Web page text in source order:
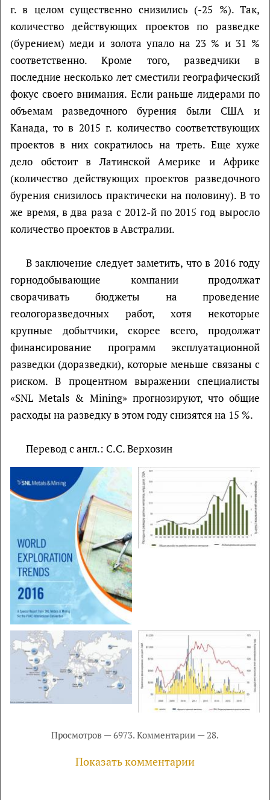
г. в целом существенно снизились (-25 %). Так,
количество действующих проектов по разведке
(бурением) меди и золота упало на 23 % и 31 %
соответственно. Кроме того, разведчики в
последние несколько лет сместили географический
фокус своего внимания. Если раньше лидерами по
объемам разведочного бурения были США и
Канада, то в 2015 г. количество соответствующих
проектов в них сократилось на треть. Еще хуже
дело обстоит в Латинской Америке и Африке
(количество действующих проектов разведочного
бурения снизилось практически на половину). В то
же время, в два раза с 2012-й по 2015 год выросло
количество проектов в Австралии.
В заключение следует заметить, что в 2016 году
горнодобывающие компании продолжат
сворачивать бюджеты на проведение
геологоразведочных работ, хотя некоторые
крупные добытчики, скорее всего, продолжат
финансирование программ эксплуатационной
разведки (доразведки), которые меньше связаны с
риском. В процентном выражении специалисты
«SNL Metals & Mining» прогнозируют, что общие
расходы на разведку в этом году снизятся на 15 %.
Перевод с англ.: С.С. Верхозин
Просмотров — 6973. Комментарии — 28.
Показать комментарии